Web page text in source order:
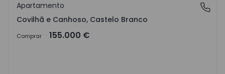
Covilhã e Canhoso, Castelo Branco
Apartamento
Covilhã e Canhoso, Castelo Branco
Comprar 155.000 €